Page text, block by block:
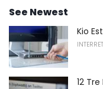
See Newest
Kio
12